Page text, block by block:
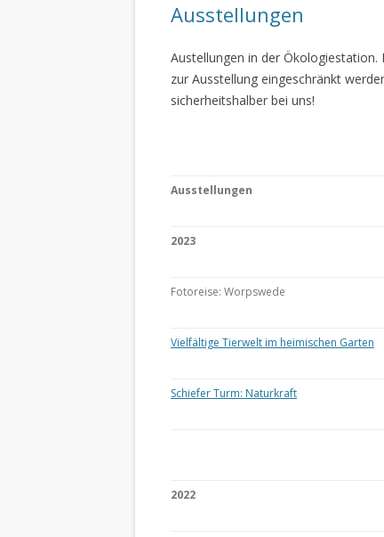
Ausstellungen
Austellungen in der
zur Ausstellung eingeschränkt
sicherheitshalber bei uns!
Ausstellungen
2023
Fotoreise: Worpswede
Vielfältige Tierwelt im heimischen Garten
Schiefer Turm: Naturkraft
2022